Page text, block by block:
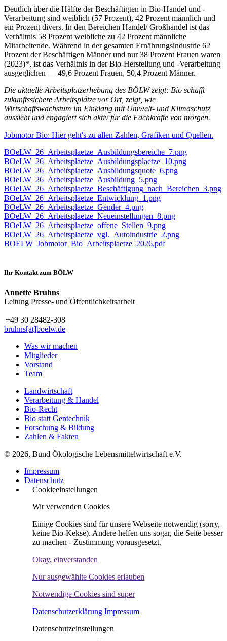
Deutlich über die Hälfte der Beschäftigten in Bio-Handel und -
Verarbeitung sind weiblich (57 Prozent), 42 Prozent männlich und
ein Prozent divers. In den Bereichen Handel/ Großhandel ist das
Verhältnis 58 Prozent weibliche zu 42 Prozent männliche
Mitarbeitende. Während in der gesamten Ernährungsindustrie 62
Prozent der Beschäftigen Männer und nur 38 Prozent Frauen waren
(2023)*, ist das Verhältnis in der Bio-Herstellung und -Verarbeitung
ausgeglichen — 49,6 Prozent Frauen, 50,4 Prozent Männer.
Die aktuelle Arbeitsplatzerhebung des BÖLW zeigt: Bio schafft
zukunftssichere Arbeitsplätze vor Ort, zeigt, wie
Wirtschaftswachstum im Einklang mit Umwelt- und Klimaschutz
aussieht und engagiert sich aktiv für die Fachkräfte von morgen.
Jobmotor Bio: Hier geht's zu allen Zahlen, Grafiken und Quellen.
BOeLW_26_Arbeitsplaetze_Ausbildungsbereiche_7.png
BOeLW_26_Arbeitsplaetze_Ausbildungsplaetze_10.png
BOeLW_26_Arbeitsplaetze_Ausbildungsquote_6.png
BOeLW_26_Arbeitsplaetze_Ausbildung_5.png
BOeLW_26_Arbeitsplaetze_Beschäftigung_nach_Bereichen_3.png
BOeLW_26_Arbeitsplaetze_Entwicklung_1.png
BOeLW_26_Arbeitsplaetze_Gender_4.png
BOeLW_26_Arbeitsplaetze_Neueinstellungen_8.png
BOeLW_26_Arbeitsplaetze_offene_Stellen_9.png
BOeLW_26_Arbeitsplaetze_vgl._Autoindustrie_2.png
BOELW_Jobmotor_Bio_Arbeitsplaetze_2026.pdf
Ihr Kontakt zum BÖLW
Annette Bruhns
Leitung Presse- und Öffentlichkeitsarbeit
+49 30 28482-308
bruhns[at]boelw.de
Was wir machen
Mitglieder
Vorstand
Team
Landwirtschaft
Verarbeitung & Handel
Bio-Recht
Bio statt Gentechnik
Forschung & Bildung
Zahlen & Fakten
© 2026, Bund Ökologische Lebensmittelwirtschaft e.V.
Impressum
Datenschutz
Cookieeinstellungen
Wir verwenden Cookies
Einige Cookies sind für unsere Webseite notwendig (sorry,
keine Bio-Kekse). Andere helfen uns sogar, die Seite besser
zu machen - Zustimmung vorausgesetzt.
Okay, einverstanden
Nur ausgewählte Cookies erlauben
Notwendige Cookies sind super
Datenschutzerklärung Impressum
Datenschutzeinstellungen